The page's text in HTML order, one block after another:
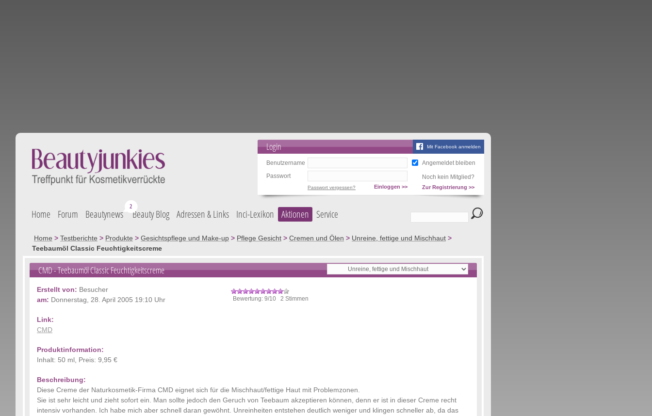
Mit Facebook anmelden
Login
Benutzername
Angemeldet bleiben
Passwort
Noch kein Mitglied?
Einloggen >>
Passwort vergessen? Zur Registrierung >>
Home Forum Beautynews Beauty Blog Adressen & Links Inci-Lexikon Aktionen Service
Home > Testberichte > Produkte > Gesichtspflege und Make-up > Pflege Gesicht > Cremen und Ölen > Unreine, fettige und Mischhaut >
Teebaumöl Classic Feuchtigkeitscreme
CMD - Teebaumöl Classic Feuchtigkeitscreme
Erstellt von: Besucher
am: Donnerstag, 28. April 2005 19:10 Uhr Bewertung: 9/10 2 Stimmen
Link:
CMD
Produktinformation:
Inhalt: 50 ml, Preis: 9,95 €
Beschreibung:
Diese Creme der Naturkosmetik-Firma CMD eignet sich für die Mischhaut/fettige Haut mit Problemzonen.
Sie ist sehr leicht und zieht sofort ein. Man sollte jedoch den Geruch von Teebaum akzeptieren können, denn er ist in dieser Creme recht
intensiv vorhanden. Ich habe mich aber schnell daran gewöhnt. Unreinheiten entstehen deutlich weniger und klingen schneller ab, da das